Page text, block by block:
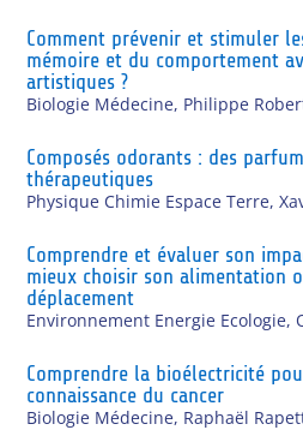
Comment prévenir et stimuler
mémoire et du comportement
artistiques ?
Biologie Médecine, Philippe
Composés odorants : des
thérapeutiques
Physique Chimie Espace Terre,
Comprendre et évaluer son
mieux choisir son alimentation
déplacement
Environnement Energie Ecologie,
Comprendre la bioélectricité
connaissance du cancer
Biologie Médecine, Raphaël